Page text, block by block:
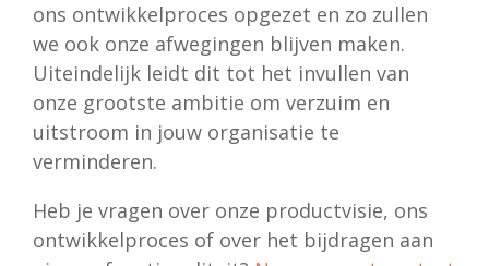
ons ontwikkelproces opgezet en zo zullen
we ook onze afwegingen blijven maken.
Uiteindelijk leidt dit tot het invullen van
onze grootste ambitie om verzuim en
uitstroom in jouw organisatie te
verminderen.
Heb je vragen over onze productvisie, ons
ontwikkelproces of over het bijdragen aan